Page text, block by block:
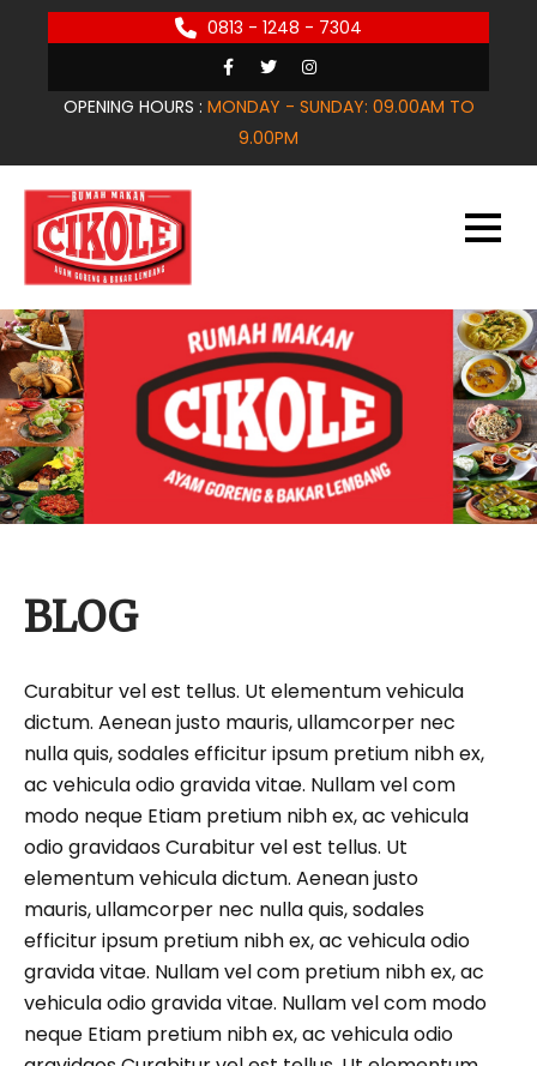
0813 - 1248 - 7304
OPENING HOURS : MONDAY - SUNDAY: 09.00AM TO
9.00PM
BLOG
Curabitur vel est tellus. Ut elementum vehicula
dictum. Aenean justo mauris, ullamcorper nec
nulla quis, sodales efficitur ipsum pretium nibh ex,
ac vehicula odio gravida vitae. Nullam vel com
modo neque Etiam pretium nibh ex, ac vehicula
odio gravidaos Curabitur vel est tellus. Ut
elementum vehicula dictum. Aenean justo
mauris, ullamcorper nec nulla quis, sodales
efficitur ipsum pretium nibh ex, ac vehicula odio
gravida vitae. Nullam vel com pretium nibh ex, ac
vehicula odio gravida vitae. Nullam vel com modo
neque Etiam pretium nibh ex, ac vehicula odio